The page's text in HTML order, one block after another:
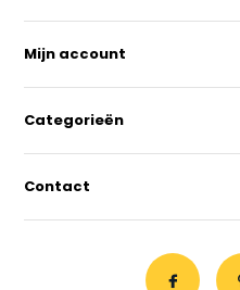
Mijn account
Categorieën
Contact